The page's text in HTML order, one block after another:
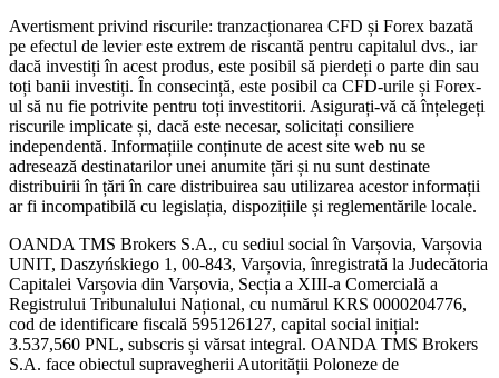
Avertisment privind riscurile: tranzacționarea CFD și Forex bazată
pe efectul de levier este extrem de riscantă pentru capitalul dvs., iar
dacă investiți în acest produs, este posibil să pierdeți o parte din sau
toți banii investiți. În consecință, este posibil ca CFD-urile și Forex-
ul să nu fie potrivite pentru toți investitorii. Asigurați-vă că înțelegeți
riscurile implicate și, dacă este necesar, solicitați consiliere
independentă. Informațiile conținute de acest site web nu se
adresează destinatarilor unei anumite țări și nu sunt destinate
distribuirii în țări în care distribuirea sau utilizarea acestor informații
ar fi incompatibilă cu legislația, dispozițiile și reglementările locale.
OANDA TMS Brokers S.A., cu sediul social în Varșovia, Varșovia
UNIT, Daszyńskiego 1, 00-843, Varșovia, înregistrată la Judecătoria
Capitalei Varșovia din Varșovia, Secția a XIII-a Comercială a
Registrului Tribunalului Național, cu numărul KRS 0000204776,
cod de identificare fiscală 595126127, capital social inițial:
3.537,560 PNL, subscris și vărsat integral. OANDA TMS Brokers
S.A. face obiectul supravegherii Autorității Poloneze de